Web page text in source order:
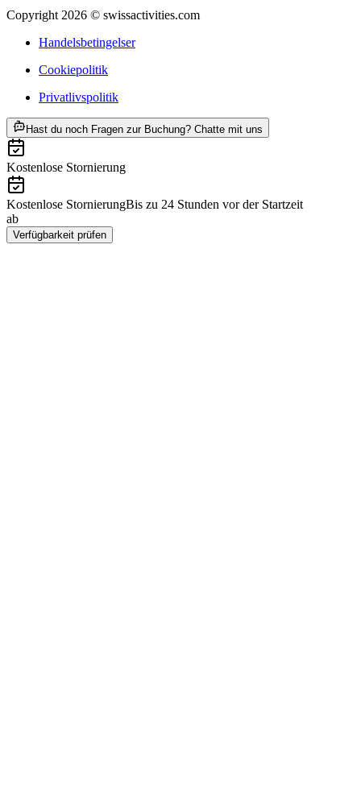
Copyright 2026 © swissactivities.com
Handelsbetingelser
Cookiepolitik
Privatlivspolitik
Hast du noch Fragen zur Buchung? Chatte mit uns
Kostenlose Stornierung
Kostenlose StornierungBis zu 24 Stunden vor der Startzeit
ab
Verfügbarkeit prüfen